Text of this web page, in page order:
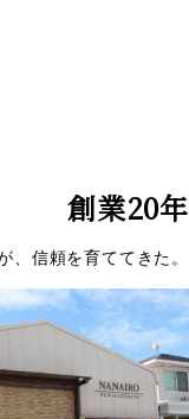
創業20年
、信頼を育ててきた。